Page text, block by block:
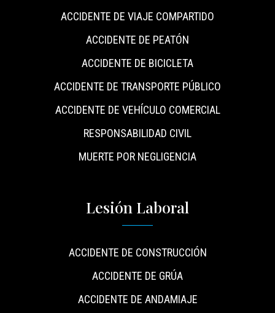
ACCIDENTE DE VIAJE COMPARTIDO
ACCIDENTE DE PEATÓN
ACCIDENTE DE BICICLETA
ACCIDENTE DE TRANSPORTE PÚBLICO
ACCIDENTE DE VEHÍCULO COMERCIAL
RESPONSABILIDAD CIVIL
MUERTE POR NEGLIGENCIA
Lesión Laboral
ACCIDENTE DE CONSTRUCCIÓN
ACCIDENTE DE GRÚA
ACCIDENTE DE ANDAMIAJE